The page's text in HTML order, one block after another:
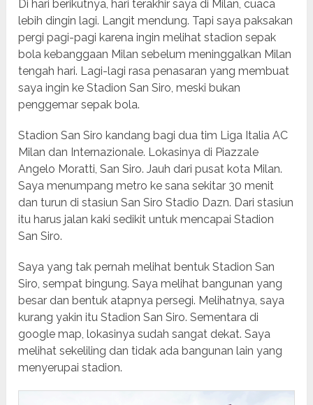
Di hari berikutnya, hari terakhir saya di Milan, cuaca
lebih dingin lagi. Langit mendung. Tapi saya paksakan
pergi pagi-pagi karena ingin melihat stadion sepak
bola kebanggaan Milan sebelum meninggalkan Milan
tengah hari. Lagi-lagi rasa penasaran yang membuat
saya ingin ke Stadion San Siro, meski bukan
penggemar sepak bola.
Stadion San Siro kandang bagi dua tim Liga Italia AC
Milan dan Internazionale. Lokasinya di Piazzale
Angelo Moratti, San Siro. Jauh dari pusat kota Milan.
Saya menumpang metro ke sana sekitar 30 menit
dan turun di stasiun San Siro Stadio Dazn. Dari stasiun
itu harus jalan kaki sedikit untuk mencapai Stadion
San Siro.
Saya yang tak pernah melihat bentuk Stadion San
Siro, sempat bingung. Saya melihat bangunan yang
besar dan bentuk atapnya persegi. Melihatnya, saya
kurang yakin itu Stadion San Siro. Sementara di
google map, lokasinya sudah sangat dekat. Saya
melihat sekeliling dan tidak ada bangunan lain yang
menyerupai stadion.